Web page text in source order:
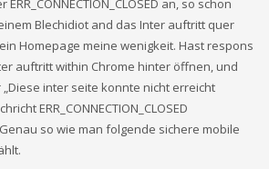
Blechidiot and das Inter auftritt quer
Homepage meine wenigkeit. Hast respons
auftritt within Chrome hinter öffnen, und
inter seite konnte nicht erreicht
ERR_CONNECTION_CLOSED
so wie man folgende sichere mobile